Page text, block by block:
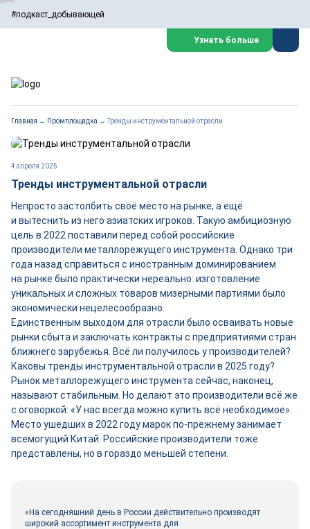
#подкаст_добывающей
Узнать больше
Главная → Промплощадка →Тренды инструментальной отрасли
4 апреля 2025
Тренды инструментальной отрасли
Непросто застолбить своё место на рынке, а ещё
и вытеснить из него азиатских игроков. Такую амбициозную
цель в 2022 поставили перед собой российские
производители металлорежущего инструмента. Однако три
года назад справиться с иностранным доминированием
на рынке было практически нереально: изготовление
уникальных и сложных товаров мизерными партиями было
экономически нецелесообразно.
Единственным выходом для отрасли было осваивать новые
рынки сбыта и заключать контракты с предприятиями стран
ближнего зарубежья. Всё ли получилось у производителей?
Каковы тренды инструментальной отрасли в 2025 году?
Рынок металлорежущего инструмента сейчас, наконец,
называют стабильным. Но делают это производители всё же
с оговоркой: «У нас всегда можно купить всё необходимое».
Место ушедших в 2022 году марок по-прежнему занимает
всемогущий Китай. Российские производители тоже
представлены, но в гораздо меньшей степени.
«На сегодняшний день в России действительно производят
широкий ассортимент инструмента для